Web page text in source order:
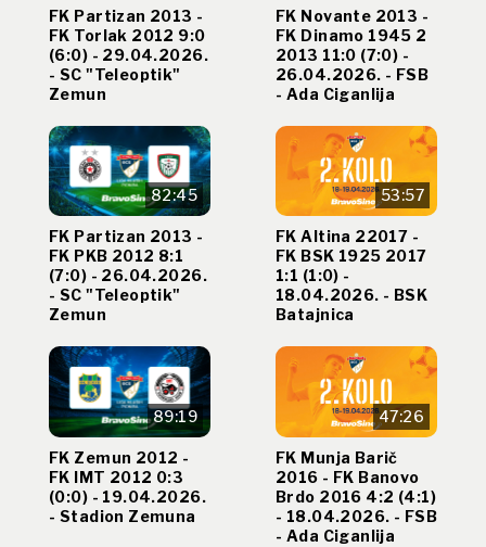
FK Partizan 2013 -
FK Torlak 2012 9:0
(6:0) - 29.04.2026.
- SC "Teleoptik"
Zemun
FK Novante 2013 -
FK Dinamo 1945 2
2013 11:0 (7:0) -
26.04.2026. - FSB
- Ada Ciganlija
82:45
FK Partizan 2013 -
FK PKB 2012 8:1
(7:0) - 26.04.2026.
- SC "Teleoptik"
Zemun
53:57
FK Altina 22017 -
FK BSK 1925 2017
1:1 (1:0) -
18.04.2026. - BSK
Batajnica
89:19
FK Zemun 2012 -
FK IMT 2012 0:3
(0:0) - 19.04.2026.
- Stadion Zemuna
47:26
FK Munja Barič
2016 - FK Banovo
Brdo 2016 4:2 (4:1)
- 18.04.2026. - FSB
- Ada Ciganlija